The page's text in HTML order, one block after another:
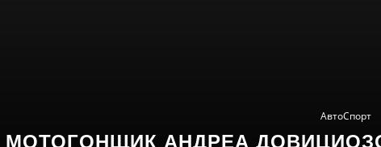
АвтоСпорт
МОТОГОНЩИК АНДРЕА